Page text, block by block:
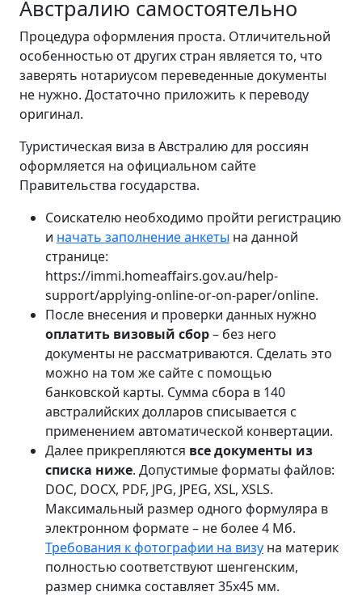
Австралию самостоятельно
Процедура оформления проста. Отличительной
особенностью от других стран является то, что
заверять нотариусом переведенные документы
не нужно. Достаточно приложить к переводу
оригинал.
Туристическая виза в Австралию для россиян
оформляется на официальном сайте
Правительства государства.
Соискателю необходимо пройти регистрацию
и начать заполнение анкеты на данной
странице:
https://immi.homeaffairs.gov.au/help-
support/applying-online-or-on-paper/online.
После внесения и проверки данных нужно
оплатить визовый сбор– без него
документы не рассматриваются. Сделать это
можно на том же сайте с помощью
банковской карты. Сумма сбора в 140
австралийских долларов списывается с
применением автоматической конвертации.
Далее прикрепляются все документы из
списка ниже. Допустимые форматы файлов:
DOC, DOCX, PDF, JPG, JPEG, XSL, XSLS.
Максимальный размер одного формуляра в
электронном формате – не более 4 Мб.
Требования к фотографии на визу на материк
полностью соответствуют шенгенским,
размер снимка составляет 35х45 мм.